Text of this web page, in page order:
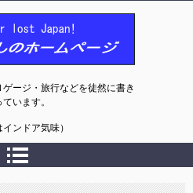
ージ・旅行などを徒然に書き
います。
インドア気味）